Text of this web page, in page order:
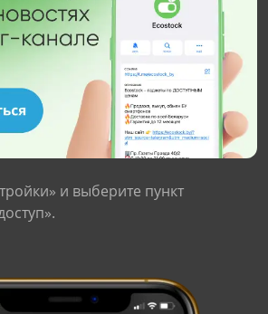
и выберите пункт